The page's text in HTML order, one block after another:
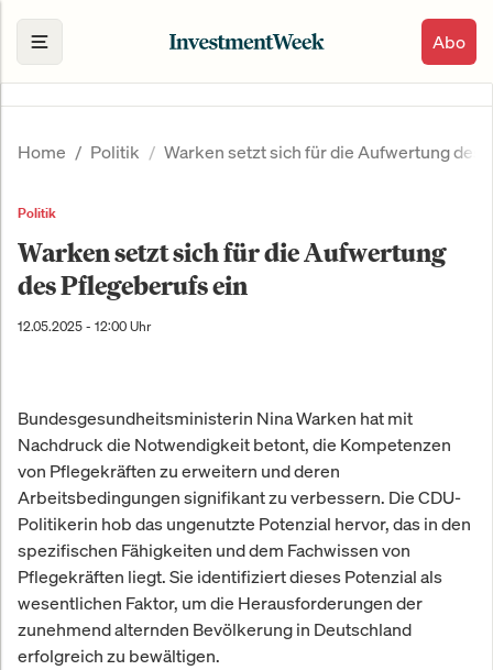
Abo
Home Politik Warken setzt sich für die Aufwertung des
Politik
Warken setzt sich für die Aufwertung
des Pflegeberufs ein
12.05.2025 - 12:00 Uhr
Bundesgesundheitsministerin Nina Warken hat mit
Nachdruck die Notwendigkeit betont, die Kompetenzen
von Pflegekräften zu erweitern und deren
Arbeitsbedingungen signifikant zu verbessern. Die CDU-
Politikerin hob das ungenutzte Potenzial hervor, das in den
spezifischen Fähigkeiten und dem Fachwissen von
Pflegekräften liegt. Sie identifiziert dieses Potenzial als
wesentlichen Faktor, um die Herausforderungen der
zunehmend alternden Bevölkerung in Deutschland
erfolgreich zu bewältigen.